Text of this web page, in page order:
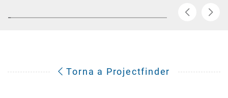
Torna a Projectfinder